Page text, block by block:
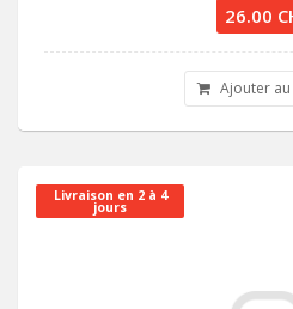
26.00
Ajouter
Livraison en 2 à 4
jours